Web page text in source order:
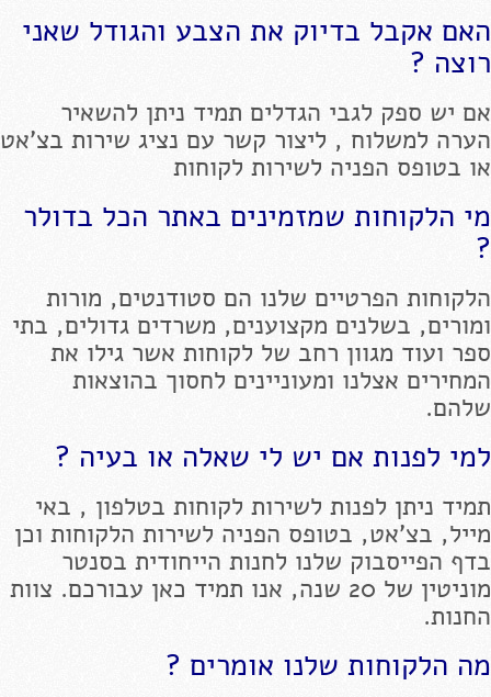
האם אקבל בדיוק את הצבע והגודל שאני
רוצה ?
אם יש ספק לגבי הגדלים תמיד ניתן להשאיר
הערה למשלוח , ליצור קשר עם נציג שירות בצ'אט
או בטופס הפניה לשירות לקוחות
מי הלקוחות שמזמינים באתר הכל בדולר
?
הלקוחות הפרטיים שלנו הם סטודנטים, מורות
ומורים, בשלנים מקצוענים, משרדים גדולים, בתי
ספר ועוד מגוון רחב של לקוחות אשר גילו את
המחירים אצלנו ומעוניינים לחסוך בהוצאות
שלהם.
למי לפנות אם יש לי שאלה או בעיה ?
תמיד ניתן לפנות לשירות לקוחות בטלפון , באי
מייל, בצ'אט, בטופס הפניה לשירות הלקוחות וכן
בדף הפייסבוק שלנו לחנות הייחודית בסנטר
מוניטין של 20 שנה, אנו תמיד כאן עבורכם. צוות
החנות.
מה הלקוחות שלנו אומרים ?